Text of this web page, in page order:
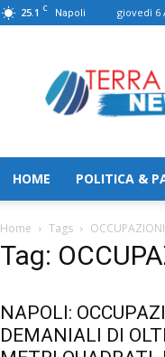
25.1 C Napoli giovedì 6
HOME POLITICA &
Home Tags
Tag:
NAPOLI:
DEMANIALI DI